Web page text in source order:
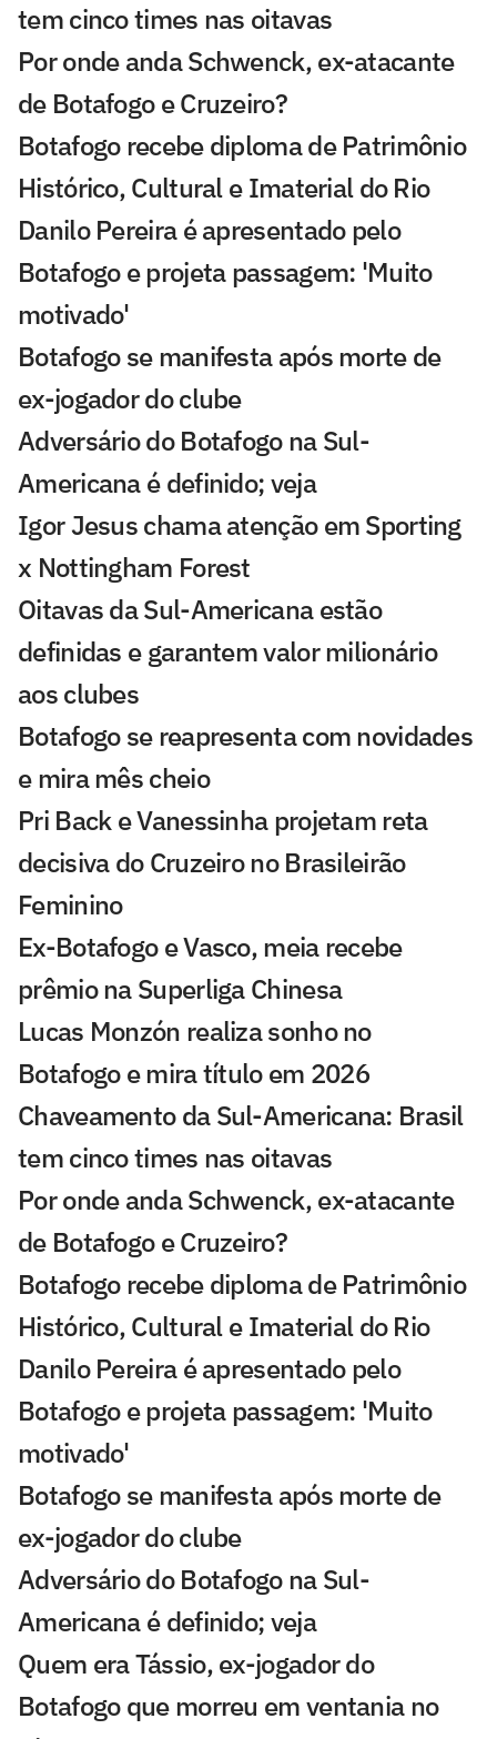
tem cinco times nas oitavas
Por onde anda Schwenck, ex-atacante
de Botafogo e Cruzeiro?
Botafogo recebe diploma de Patrimônio
Histórico, Cultural e Imaterial do Rio
Danilo Pereira é apresentado pelo
Botafogo e projeta passagem: 'Muito
motivado'
Botafogo se manifesta após morte de
ex-jogador do clube
Adversário do Botafogo na Sul-
Americana é definido; veja
Igor Jesus chama atenção em Sporting
x Nottingham Forest
Oitavas da Sul-Americana estão
definidas e garantem valor milionário
aos clubes
Botafogo se reapresenta com novidades
e mira mês cheio
Pri Back e Vanessinha projetam reta
decisiva do Cruzeiro no Brasileirão
Feminino
Ex-Botafogo e Vasco, meia recebe
prêmio na Superliga Chinesa
Lucas Monzón realiza sonho no
Botafogo e mira título em 2026
Chaveamento da Sul-Americana: Brasil
tem cinco times nas oitavas
Por onde anda Schwenck, ex-atacante
de Botafogo e Cruzeiro?
Botafogo recebe diploma de Patrimônio
Histórico, Cultural e Imaterial do Rio
Danilo Pereira é apresentado pelo
Botafogo e projeta passagem: 'Muito
motivado'
Botafogo se manifesta após morte de
ex-jogador do clube
Adversário do Botafogo na Sul-
Americana é definido; veja
Quem era Tássio, ex-jogador do
Botafogo que morreu em ventania no